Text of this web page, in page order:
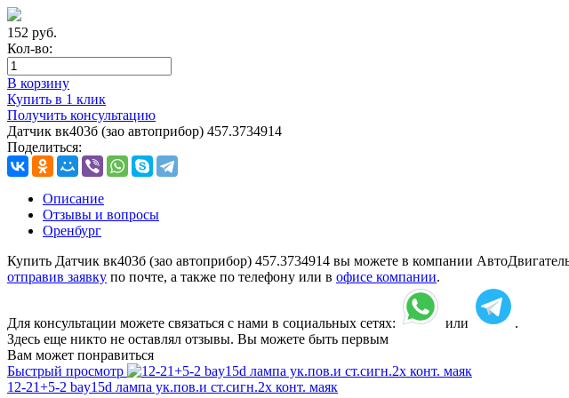
152 руб.
Кол-во:
В корзину
Купить в 1 клик
Получить консультацию
Датчик вк403б (зао автоприбор) 457.3734914
Поделиться:
Описание
Отзывы и вопросы
Оренбург
Купить Датчик вк403б (зао автоприбор) 457.3734914 вы можете в компании
отправив заявку по почте, а также по телефону или в офисе компании.
Для консультации можете связаться с нами в социальных сетях: или
.
Здесь еще никто не оставлял отзывы. Вы можете быть первым
Вам может понравиться
Быстрый просмотр
12-21+5-2 bay15d лампа ук.пов.и ст.сигн.2х конт. маяк